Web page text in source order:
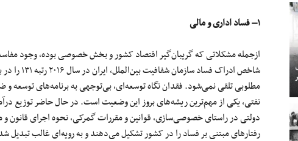
۱– فساد اداری و مالی
ازجمله مشکلاتی کهگریبان‌گیراقتصاد کشور وبخش خصوصیبوده، وجود
شاخص ادراک فساد سازمان شفافیتبین‌الملل، ایران در سال۲۰۱۶رتبه۱۳۱را در
مطلوبی تلقینمی‌شود. فقدان نگاهتوسعه‌ای،بی‌توجهیبه برنامه‌های توسعه
نفتی، یکی از مهم‌ترین ریشه‌های بروز این وضعیت است. در حال حاضر توزیع
دولتی در راستایخصوصی‌سازی، قوانین و مقررات گمرکی، نحوه اجرای قانون
رفتارهای مبتنی بر فساد را در کشور تشکیلمی‌دهندو بهرویه‌ایغالبتبدیل